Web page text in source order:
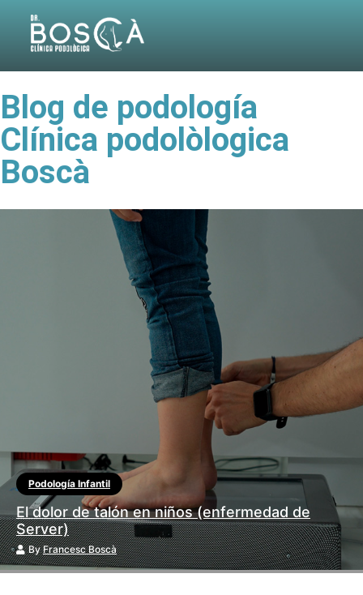
Blog de podología
Clínica podolòlogica
Boscà
Podología Infantil
El dolor de talón en niños (enfermedad de
Server)
ByFrancesc Boscà